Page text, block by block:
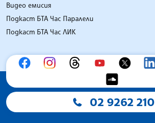
Видео емисия
Подкаст БТА Час Паралели
Подкаст БТА Час ЛИК
02 9262 210